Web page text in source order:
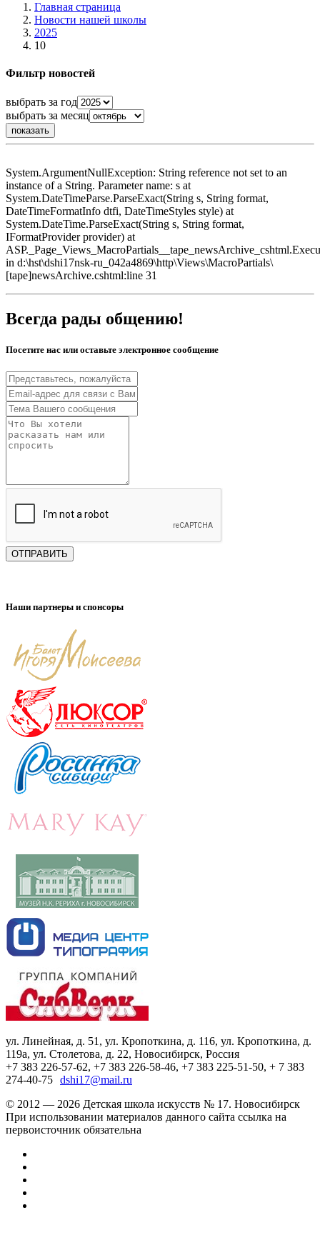
Главная страница
Новости нашей школы
2025
10
Фильтр новостей
выбрать за год
выбрать за месяц
System.ArgumentNullException: String reference not set to an
instance of a String. Parameter name: s at
System.DateTimeParse.ParseExact(String s, String format,
DateTimeFormatInfo dtfi, DateTimeStyles style) at
System.DateTime.ParseExact(String s, String format,
IFormatProvider provider) at
in d:\hst\dshi17nsk-ru_042a4869\http\Views\MacroPartials\
[tape]newsArchive.cshtml:line 31
Всегда рады общению!
Посетите нас или оставьте электронное сообщение
ОТПРАВИТЬ
Наши партнеры и спонсоры
ул. Линейная, д. 51, ул. Кропоткина, д. 116, ул. Кропоткина, д.
119а, ул. Столетова, д. 22, Новосибирск, Россия
+7 383 226-57-62, +7 383 226-58-46, +7 383 225-51-50, + 7 383
274-40-75 dshi17@mail.ru
© 2012 — 2026 Детская школа искусств № 17. Новосибирск
При использовании материалов данного сайта ссылка на
первоисточник обязательна